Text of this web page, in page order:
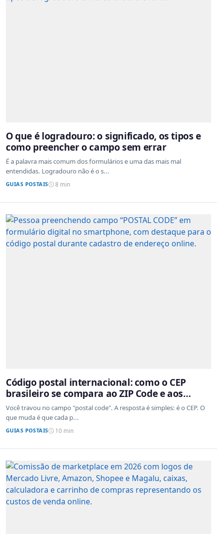
O que é logradouro: o significado, os tipos e
como preencher o campo sem errar
É a palavra mais comum dos formulários e uma das mais mal
entendidas. Logradouro não é o s...
GUIAS POSTAIS 8 min
Código postal internacional: como o CEP
brasileiro se compara ao ZIP Code e aos
sistemas de outros países
Você travou no campo "postal code". A resposta é simples: é o CEP. O
que muda é que cada p...
GUIAS POSTAIS 10 min